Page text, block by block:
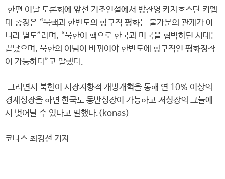
한편 이날 토론회에 앞선 기조연설에서 방찬영 카자흐스탄 키멥
대 총장은 “북핵과 한반도의 항구적 평화는 불가분의 관계가 아
니라 별도”라며, “북한이 핵으로 한국과 미국을 협박하던 시대는
끝났으며, 북한의 이념이 바뀌어야 한반도에 항구적인 평화정착
이 가능하다”고 말했다.
그러면서 북한이 시장지향적 개방개혁을 통해 연 10% 이상의
경제성장을 하면 한국도 동반성장이 가능하고 저성장의 그늘에
서 벗어날 수 있다고 말했다.(konas)
코나스 최경선 기자